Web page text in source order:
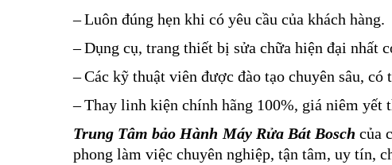
–Luôn đúng hẹn khi có yêu cầu của khách hàng.
–Dụng cụ, trang thiết bị sửa chữa hiện đại nhất
–Các kỹ thuật viên được đào tạo chuyên sâu, có
–Thay linh kiện chính hãng 100%, giá niêm yết
Trung Tâm bảo Hành Máy Rửa Bát Bosch của
phong làm việc chuyên nghiệp, tận tâm, uy tín,